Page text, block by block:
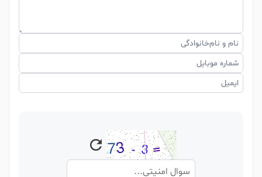
نام و نام‌خانوادگی
شماره موبایل
ایمیل